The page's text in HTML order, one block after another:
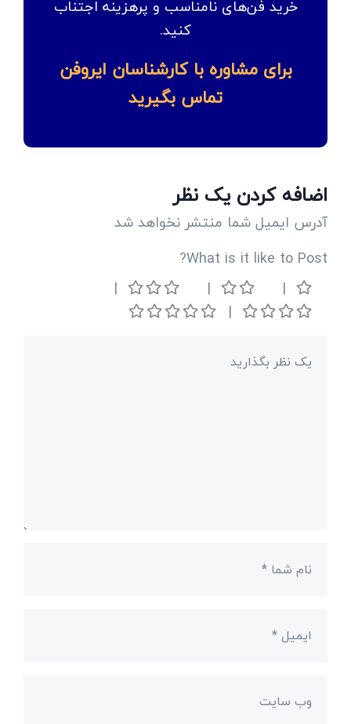
خرید فن‌های نامناسب و پرهزینه اجتناب
کنید.
برای مشاوره با کارشناسان ایروفن
تماس بگیرید
اضافه کردن یک نظر
آدرس ایمیل شما منتشر نخواهد شد
What is it like to Post?